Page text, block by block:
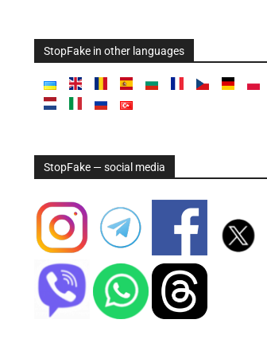
StopFake in other languages
StopFake — social media